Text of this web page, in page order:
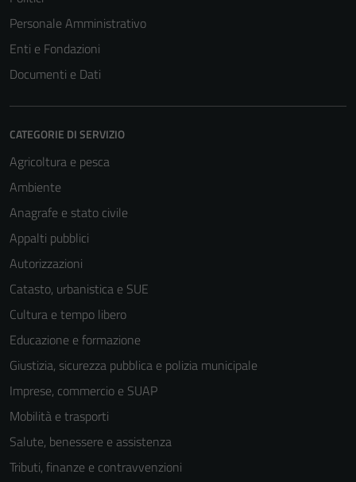
Personale Amministrativo
Enti e Fondazioni
Documenti e Dati
CATEGORIE DI SERVIZIO
Agricoltura e pesca
Ambiente
Anagrafe e stato civile
Appalti pubblici
Autorizzazioni
Catasto, urbanistica e SUE
Cultura e tempo libero
Educazione e formazione
Giustizia, sicurezza pubblica e polizia municipale
Imprese, commercio e SUAP
Mobilità e trasporti
Salute, benessere e assistenza
Tributi, finanze e contravvenzioni